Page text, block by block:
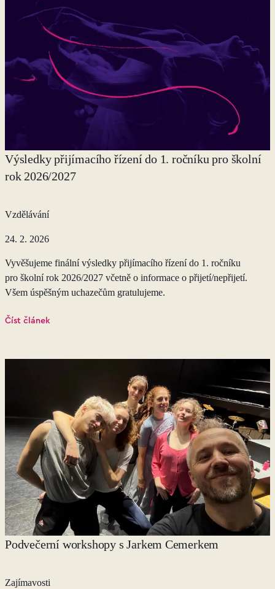
Výsledky přijímacího řízení do 1. ročníku pro školní
rok 2026/2027
Vzdělávání
24. 2. 2026
Vyvěšujeme finální výsledky přijímacího řízení do 1. ročníku
pro školní rok 2026/2027 včetně o informace o přijetí/nepřijetí.
Všem úspěšným uchazečům gratulujeme.
Číst článek
Podvečerní workshopy s Jarkem Cemerkem
Zajímavosti